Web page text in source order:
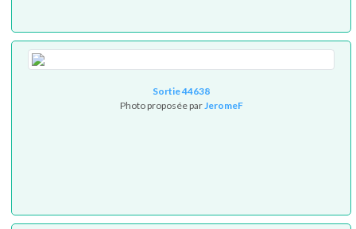
Sortie 44638
Photo proposée parJeromeF